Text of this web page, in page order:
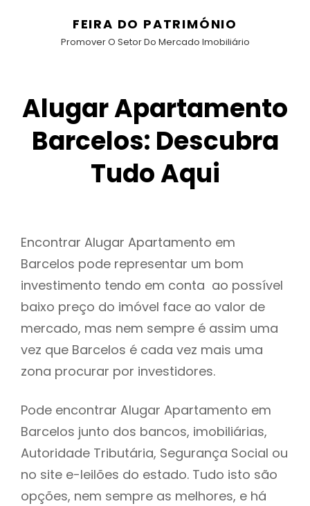
FEIRA DO PATRIMÓNIO
Promover O Setor Do Mercado Imobiliário
Alugar Apartamento
Barcelos: Descubra
Tudo Aqui
Encontrar Alugar Apartamento em
Barcelos pode representar um bom
investimento tendo em conta ao possível
baixo preço do imóvel face ao valor de
mercado, mas nem sempre é assim uma
vez que Barcelos é cada vez mais uma
zona procurar por investidores.
Pode encontrar Alugar Apartamento em
Barcelos junto dos bancos, imobiliárias,
Autoridade Tributária, Segurança Social ou
no site e-leilões do estado. Tudo isto são
opções, nem sempre as melhores, e há